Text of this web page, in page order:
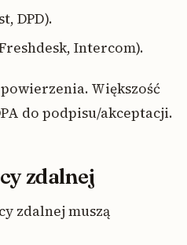
DPD).
Intercom).
Większość
do podpisu/akceptacji.
zdalnej
zdalnej muszą